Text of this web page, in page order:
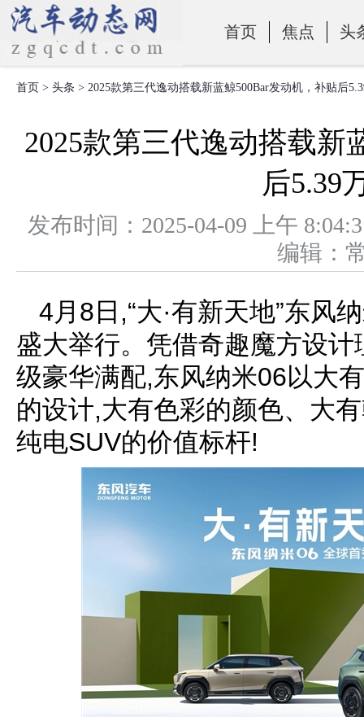
首页 焦点 头
零部件
首页 > 头条 > 2025款第三代逸动搭载新蓝鲸500Bar发动机，补贴后
2025款第三代逸动搭载新
后5.39
发布时间：2025-04-09 上午
编辑
4月8日,“大·有新天地”东风
盛大举行。凭借奇趣魔方设
级豪华满配,东风纳米06以大
的设计,大有色彩的颜色、大
纯电SUV的价值标杆!